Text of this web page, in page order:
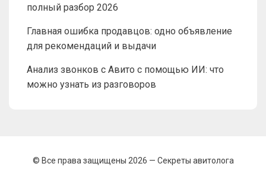
полный разбор 2026
Главная ошибка продавцов: одно объявление
для рекомендаций и выдачи
Анализ звонков с Авито с помощью ИИ: что
можно узнать из разговоров
© Все права защищены 2026 — Секреты авитолога